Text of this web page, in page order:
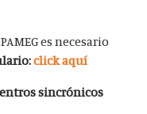
es necesario
click aquí
sincrónicos